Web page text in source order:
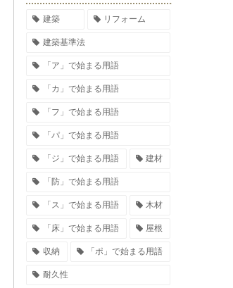
建築 リフォーム
建築基準法
「ア」で始まる用語
「カ」で始まる用語
「フ」で始まる用語
「パ」で始まる用語
「ジ」で始まる用語 建材
「防」で始まる用語
「ス」で始まる用語 木材
「床」で始まる用語 屋根
収納 「ポ」で始まる用語
耐久性